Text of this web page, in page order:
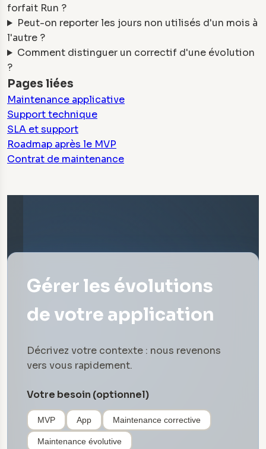
forfait Run ?
Peut-on reporter les jours non utilisés d'un mois à
l'autre ?
Comment distinguer un correctif d'une évolution
?
Pages liées
Maintenance applicative
Support technique
SLA et support
Roadmap après le MVP
Contrat de maintenance
Gérer les évolutions
de votre application
Décrivez votre contexte : nous revenons
vers vous rapidement.
Votre besoin (optionnel)
MVP App Maintenance corrective
Maintenance évolutive